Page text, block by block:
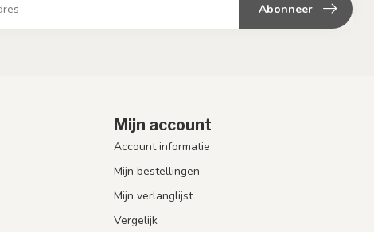
Abonneer
Mijn account
Account informatie
Mijn bestellingen
Mijn verlanglijst
Vergelijk